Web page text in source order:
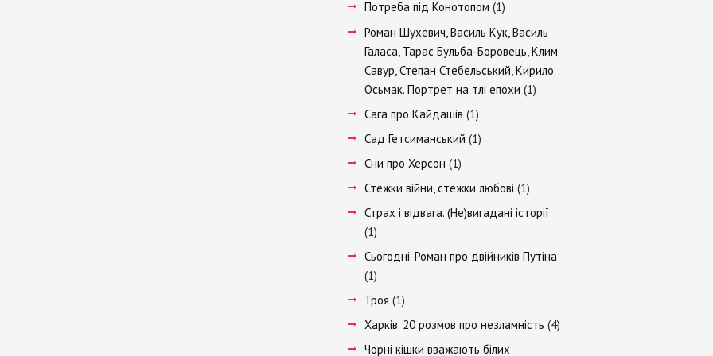
Потреба під Конотопом(1)
Роман Шухевич, Василь Кук, Василь
Галаса, Тарас Бульба-Боровець, Клим
Савур, Степан Стебельський, Кирило
Осьмак. Портрет на тлі епохи(1)
Сага про Кайдашів(1)
Сад Гетсиманський(1)
Сни про Херсон(1)
Стежки війни, стежки любові(1)
Страх і відвага. (Не)вигадані історії
(1)
Сьогодні. Роман про двійників Путіна
(1)
Троя(1)
Харків. 20 розмов про незламність(4)
Чорні кішки вважають білих